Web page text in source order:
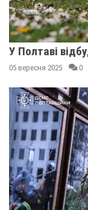
У Полтаві
05 вересня 2025 0